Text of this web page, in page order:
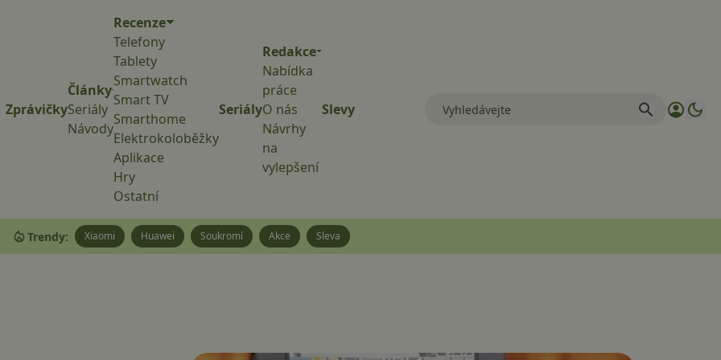
Zprávičky
Články
Seriály
Návody
Recenze
Telefony
Tablety
Smartwatch
Smart TV
Smarthome
Elektrokoloběžky
Aplikace
Hry
Ostatní
Seriály
Redakce
Nabídka
práce
O nás
Návrhy
na
vylepšení
Slevy
Trendy: Xiaomi Huawei Soukromí Akce Sleva